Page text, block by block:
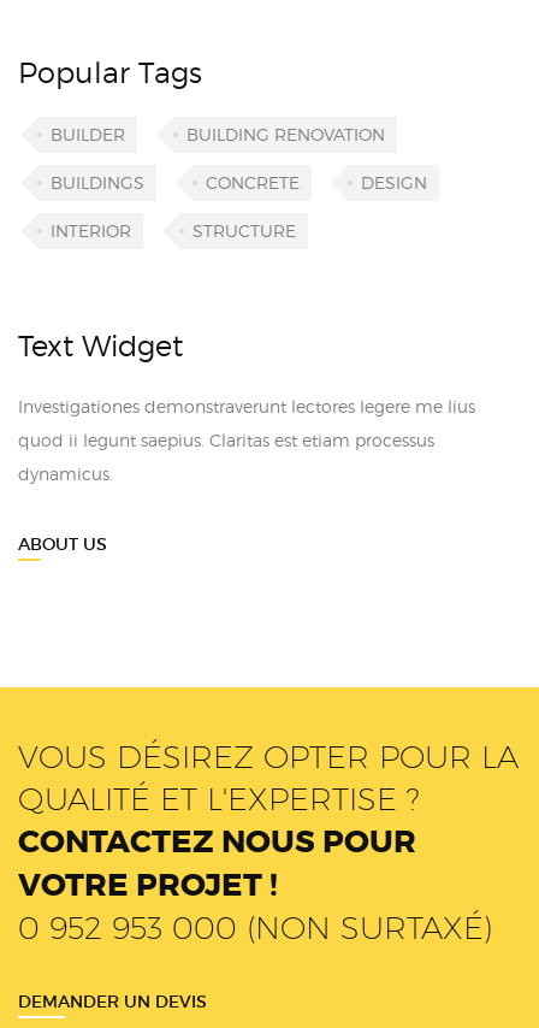
Popular Tags
BUILDER BUILDING RENOVATION
BUILDINGS CONCRETE DESIGN
INTERIOR STRUCTURE
Text Widget
Investigationes demonstraverunt lectores legere me lius
quod ii legunt saepius. Claritas est etiam processus
dynamicus.
ABOUT US
VOUS DÉSIREZ OPTER POUR LA
QUALITÉ ET L'EXPERTISE ?
CONTACTEZ NOUS POUR
VOTRE PROJET !
0 952 953 000 (NON SURTAXÉ)
DEMANDER UN DEVIS